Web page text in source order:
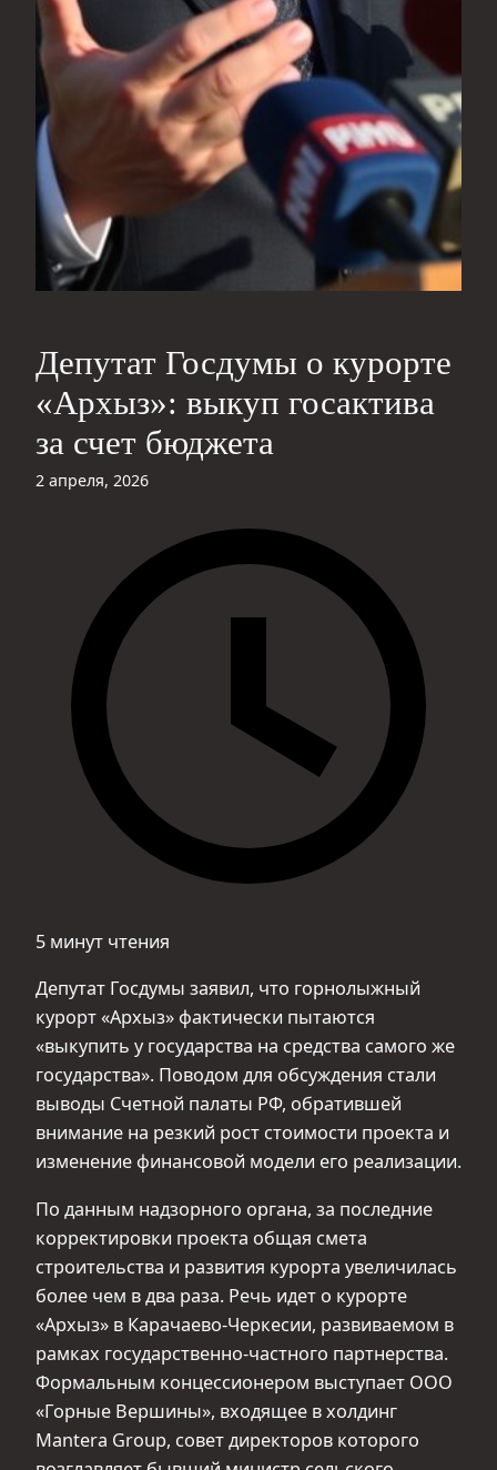
Депутат Госдумы о курорте
«Архыз»: выкуп госактива
за счет бюджета
2 апреля, 2026
5 минут чтения
Депутат Госдумы заявил, что горнолыжный
курорт «Архыз» фактически пытаются
«выкупить у государства на средства самого же
государства». Поводом для обсуждения стали
выводы Счетной палаты РФ, обратившей
внимание на резкий рост стоимости проекта и
изменение финансовой модели его реализации.
По данным надзорного органа, за последние
корректировки проекта общая смета
строительства и развития курорта увеличилась
более чем в два раза. Речь идет о курорте
«Архыз» в Карачаево-Черкесии, развиваемом в
рамках государственно-частного партнерства.
Формальным концессионером выступает ООО
«Горные Вершины», входящее в холдинг
Mantera Group, совет директоров которого